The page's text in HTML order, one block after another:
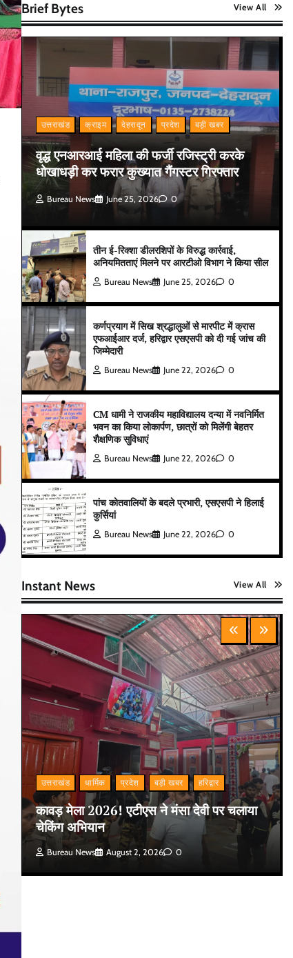
Brief Bytes View All
उत्तराखंड क्राइम देहरादून प्रदेश बड़ी खबर
वृद्ध एनआरआई महिला की फर्जी रजिस्ट्री करके
धोखाधड़ी कर फरार कुख्यात गैंगस्टर गिरफ्तार
Bureau News June 25, 2026 0
तीन ई-रिक्शा डीलरशिपों के विरुद्ध कार्रवाई,
अनियमितताएं मिलने पर आरटीओ विभाग ने किया सील
Bureau News June 25, 2026 0
कर्णप्रयाग में सिख श्रद्धालुओं से मारपीट में क्रास
एफआईआर दर्ज, हरिद्वार एसएसपी को दी गई जांच की
जिम्मेदारी
Bureau News June 22, 2026 0
CM धामी ने राजकीय महाविद्यालय दन्या में नवनिर्मित
भवन का किया लोकार्पण, छात्रों को मिलेंगी बेहतर
शैक्षणिक सुविधाएं
Bureau News June 22, 2026 0
पांच कोतवालियों के बदले प्रभारी, एसएसपी ने हिलाई
कुर्सियां
Bureau News June 22, 2026 0
Instant News View All
उत्तराखंड धार्मिक प्रदेश बड़ी खबर हरिद्वार
कावड़ मेला 2026! एटीएस ने मंसा देवी पर चलाया
चेकिंग अभियान
Bureau News August 2, 2026 0